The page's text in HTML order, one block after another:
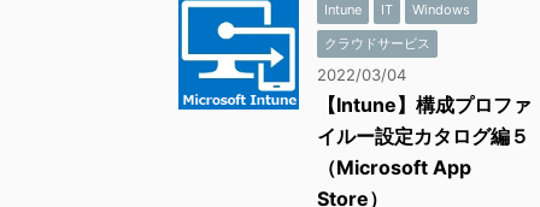
Intune IT
Windows
クラウドサービス
2022/03/04
【Intune】構成プロファ
イルー設定カタログ編５
（Microsoft App
Store）